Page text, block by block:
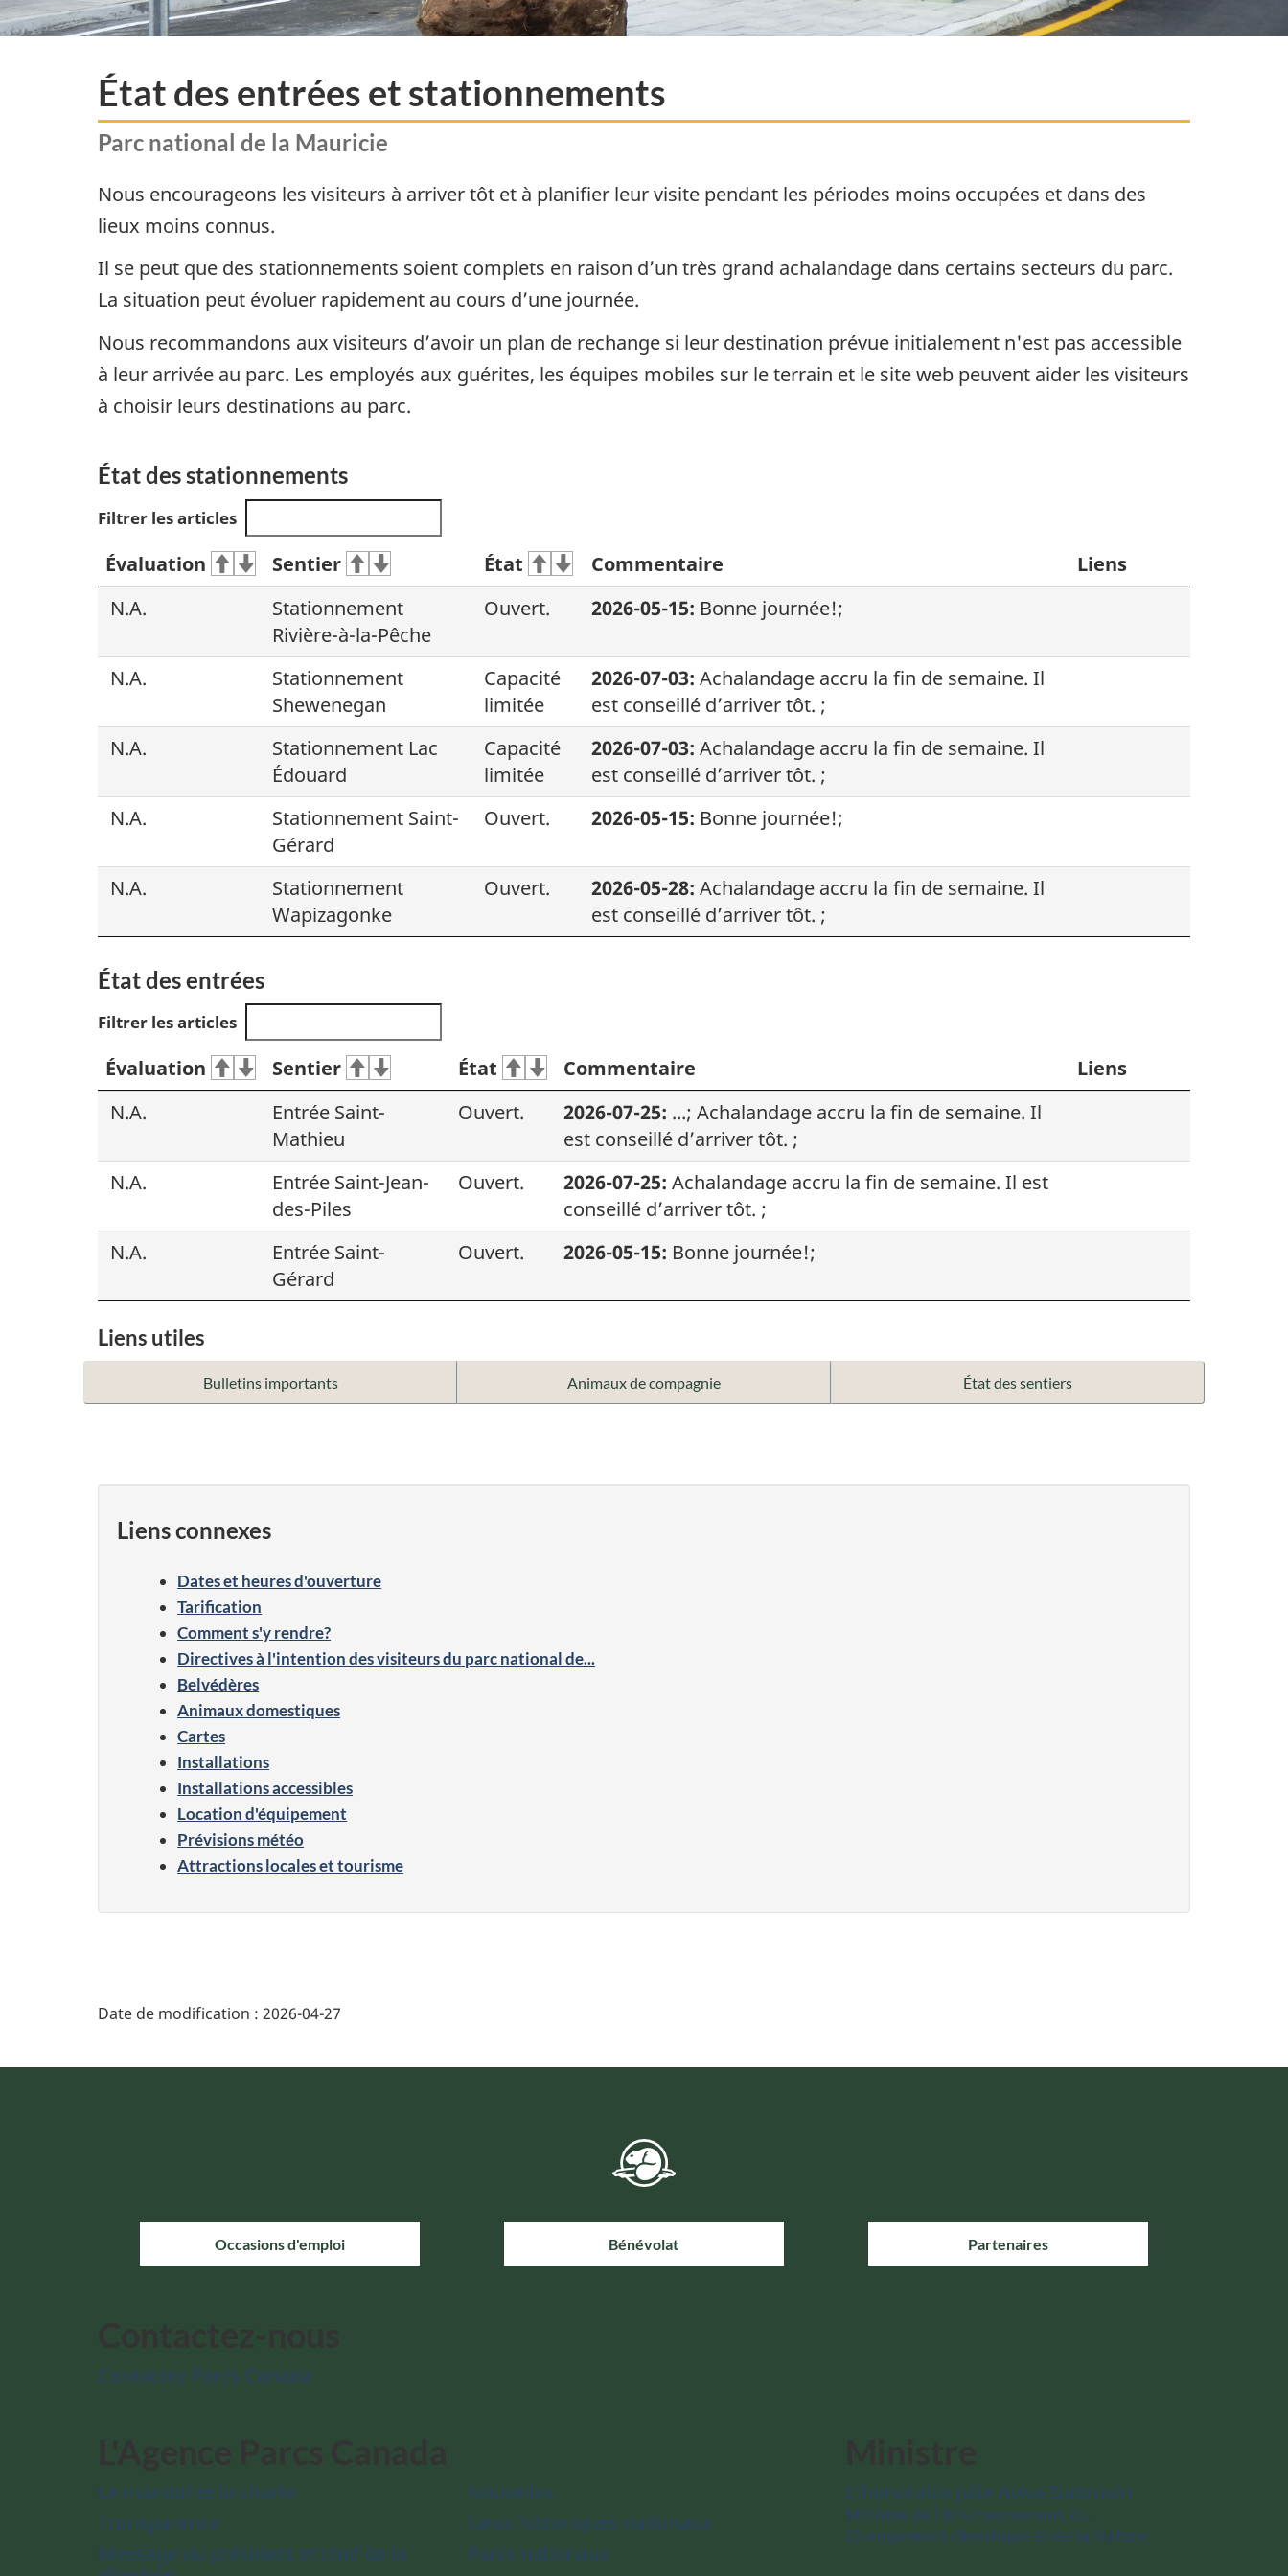
État des entrées et stationnements
Parc national de la Mauricie
Nous encourageons les visiteurs à arriver tôt et à planifier leur visite pendant les périodes moins occupées et dans des
lieux moins connus.
Il se peut que des stationnements soient complets en raison d’un très grand achalandage dans certains secteurs du parc.
La situation peut évoluer rapidement au cours d’une journée.
Nous recommandons aux visiteurs d’avoir un plan de rechange si leur destination prévue initialement n'est pas accessible
à leur arrivée au parc. Les employés aux guérites, les équipes mobiles sur le terrain et le site web peuvent aider les visiteurs
à choisir leurs destinations au parc.
État des stationnements
Filtrer les articles
Évaluation Sentier État Commentaire
Liens
N.A.
Stationnement
Rivière-à-la-Pêche
Ouvert. 2026-05-15: Bonne journée!;
N.A.
Stationnement
Shewenegan
Capacité
limitée
2026-07-03: Achalandage accru la fin de semaine. Il
est conseillé d’arriver tôt. ;
N.A.
Stationnement Lac
Édouard
Capacité
limitée
2026-07-03: Achalandage accru la fin de semaine. Il
est conseillé d’arriver tôt. ;
N.A.
Stationnement Saint-
Gérard
Ouvert. 2026-05-15: Bonne journée!;
N.A.
Stationnement
Wapizagonke
Ouvert. 2026-05-28: Achalandage accru la fin de semaine. Il
est conseillé d’arriver tôt. ;
État des entrées
Filtrer les articles
Évaluation Sentier État Commentaire
Liens
N.A.
Entrée Saint-
Mathieu
Ouvert. 2026-07-25: ...; Achalandage accru la fin de semaine. Il
est conseillé d’arriver tôt. ;
N.A.
Entrée Saint-Jean-
des-Piles
Ouvert. 2026-07-25: Achalandage accru la fin de semaine. Il est
conseillé d’arriver tôt. ;
N.A.
Entrée Saint-
Gérard
Ouvert. 2026-05-15: Bonne journée!;
Liens utiles
Bulletins importants Animaux de compagnie État des sentiers
Liens connexes
Dates et heures d'ouverture
Tarification
Comment s'y rendre?
Directives à l'intention des visiteurs du parc national de...
Belvédères
Animaux domestiques
Cartes
Installations
Installations accessibles
Location d'équipement
Prévisions météo
Attractions locales et tourisme
Date de modification : 2026-04-27
Occasions d'emploi Bénévolat Partenaires
Contactez Parcs Canada
Le mandat et la charte
Transparence
Message du président et chef de la
Nouvelles
Lieux historiques nationaux
Parcs nationaux
L’honorable Julie Aviva Dabrusin
Ministre de l’Environnement, du
Changement climatique et de la Nature